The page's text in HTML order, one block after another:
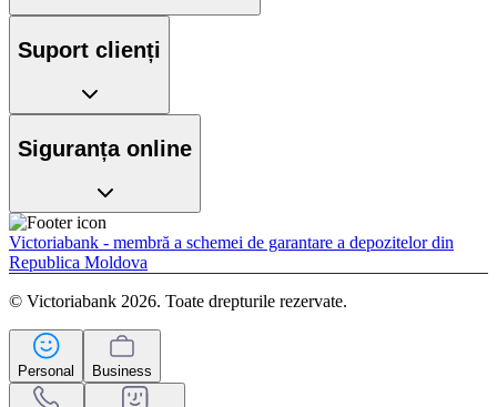
Suport clienți
Siguranța online
Victoriabank - membră a schemei de garantare a depozitelor din
Republica Moldova
© Victoriabank 2026. Toate drepturile rezervate.
Personal Business